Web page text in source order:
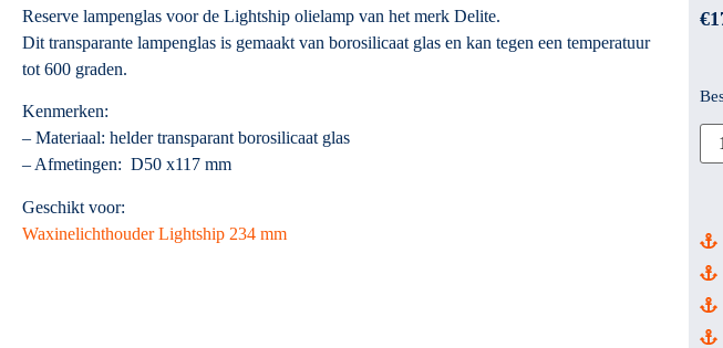
Reserve lampenglas voor de Lightship olielamp van het merk Delite.
Dit transparante lampenglas is gemaakt van borosilicaat glas en kan tegen een temperatuur
tot 600 graden.
Kenmerken:
– Materiaal: helder transparant borosilicaat glas
– Afmetingen: D50 x117 mm
Geschikt voor:
Waxinelichthouder Lightship 234 mm
€